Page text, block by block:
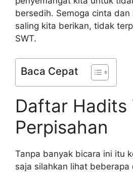
bersedih. Semoga cinta dan
saling kita berikan, tidak
SWT.
Baca Cepat
Daftar Hadits
Perpisahan
Tanpa banyak bicara ini itu
saja silahkan lihat